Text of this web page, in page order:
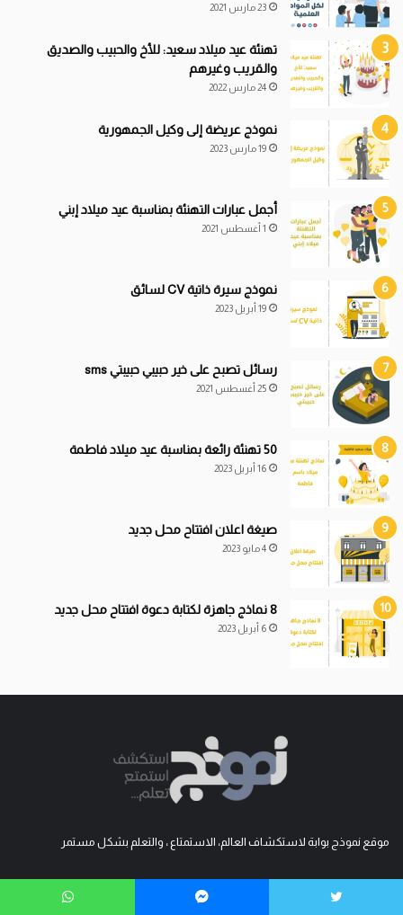
23 مارس 2021
تهنئة عيد ميلاد سعيد: للأخ والحبيب والصديق
والقريب وغيرهم
24 مارس 2022
نموذج عريضة إلى وكيل الجمهورية
19 مارس 2023
أجمل عبارات التهنئة بمناسبة عيد ميلاد إبني
1 أغسطس 2021
نموذج سيرة ذاتية CV لسائق
19 أبريل 2023
رسائل تصبح على خير حبيبي حبيبتي sms
25 أغسطس 2021
50 تهنئة رائعة بمناسبة عيد ميلاد فاطمة
16 أبريل 2023
صيغة اعلان افتتاح محل جديد
4 مايو 2023
8 نماذج جاهزة لكتابة دعوة افتتاح محل جديد
6 أبريل 2023
موقع نموذج بوابة لاستكشاف العالم، الاستمتاع ، والتعلم بشكل مستمر